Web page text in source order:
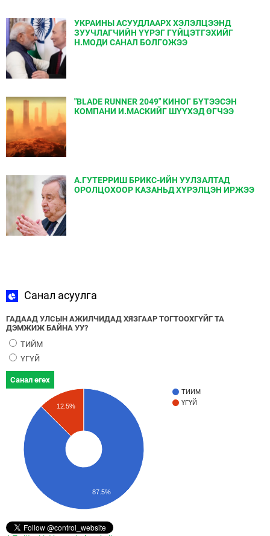
УКРАИНЫ АСУУДЛААРХ ХЭЛЭЛЦЭЭНД
ЗУУЧЛАГЧИЙН ҮҮРЭГ ГҮЙЦЭТГЭХИЙГ
Н.МОДИ САНАЛ БОЛГОЖЭЭ
"BLADE RUNNER 2049" КИНОГ БҮТЭЭСЭН
КОМПАНИ И.МАСКИЙГ ШҮҮХЭД ӨГЧЭЭ
А.ГУТЕРРИШ БРИКС-ИЙН УУЛЗАЛТАД
ОРОЛЦОХООР КАЗАНЬД ХҮРЭЛЦЭН ИРЖЭЭ
Санал асуулга
ГАДААД УЛСЫН АЖИЛЧИДАД ХЯЗГААР ТОГТООХГҮЙГ ТА
ДЭМЖИЖ БАЙНА УУ?
ТИЙМ
ҮГҮЙ
Санал өгөх
ТИЙМ
ҮГҮЙ
12.5%
87.5%